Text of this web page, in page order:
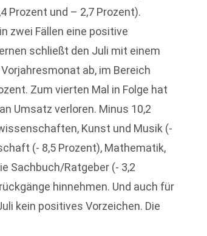
Prozent und – 2,7 Prozent).
zwei Fällen eine positive
schließt den Juli mit einem
ab, im Bereich
Zum vierten Mal in Folge hat
Umsatz verloren. Minus 10,2
Kunst und Musik (-
(- 8,5 Prozent), Mathematik,
Sachbuch/Ratgeber (- 3,2
hinnehmen. Und auch für
kein positives Vorzeichen. Die